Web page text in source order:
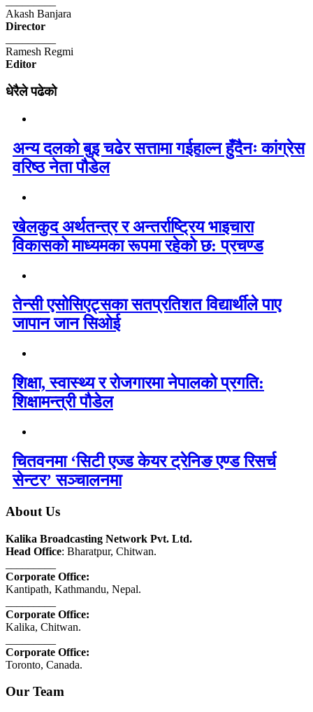
Akash Banjara
Director
Ramesh Regmi
Editor
धेरैले पढेको
अन्य दलको बुइ चढेर सत्तामा गईहाल्न हुँदैनः कांग्रेस
वरिष्ठ नेता पौडेल
खेलकुद अर्थतन्त्र र अन्तर्राष्ट्रिय भाइचारा
विकासको माध्यमका रूपमा रहेको छ: प्रचण्ड
तेन्सी एसोसिएट्सका सतप्रतिशत विद्यार्थीले पाए
जापान जान सिओई
शिक्षा, स्वास्थ्य र रोजगारमा नेपालको प्रगति:
शिक्षामन्त्री पौडेल
चितवनमा ‘सिटी एज्ड केयर ट्रेनिङ एण्ड रिसर्च
सेन्टर’ सञ्चालनमा
About Us
Kalika Broadcasting Network Pvt. Ltd.
Head Office: Bharatpur, Chitwan.
Corporate Office:
Kantipath, Kathmandu, Nepal.
Corporate Office:
Kalika, Chitwan.
Corporate Office:
Toronto, Canada.
Our Team